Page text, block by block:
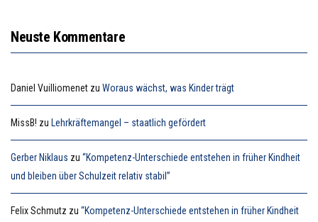
Neuste Kommentare
Daniel Vuilliomenet zu Woraus wächst, was Kinder trägt
MissB! zu Lehrkräftemangel – staatlich gefördert
Gerber Niklaus zu “Kompetenz-Unterschiede entstehen in früher Kindheit
und bleiben über Schulzeit relativ stabil”
Felix Schmutz zu “Kompetenz-Unterschiede entstehen in früher Kindheit